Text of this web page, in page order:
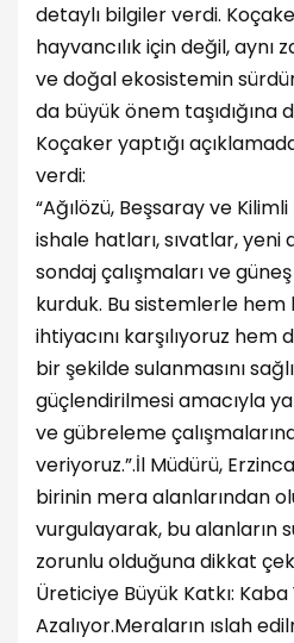
detaylı bilgiler verdi.
hayvancılık için değil, aynı
ve doğal ekosistemin
da büyük önem taşıdığına
Koçaker yaptığı
verdi:
“Ağılözü, Beşsaray ve
ishale hatları, sıvatlar,
sondaj çalışmaları ve
kurduk. Bu sistemlerle hem
ihtiyacını karşılıyoruz
bir şekilde sulanmasını
güçlendirilmesi amacıyla
ve gübreleme
veriyoruz.”.İl Müdürü,
birinin mera alanlarından
vurgulayarak, bu alanların
zorunlu olduğuna dikkat
Üreticiye Büyük Katkı:
Azalıyor.Meraların ıslah